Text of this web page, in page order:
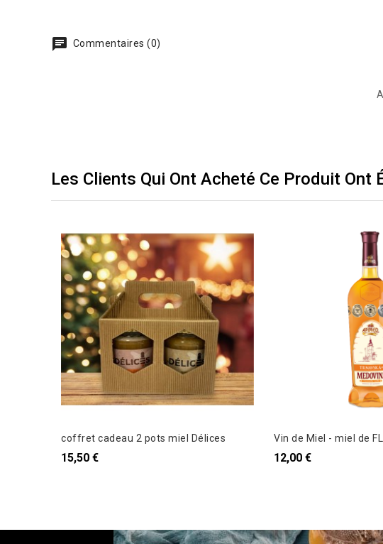
Commentaires (0)
Les Clients Qui Ont Acheté Ce Produit Ont
coffret cadeau 2 pots miel Délices
15,50 €
Vin de Miel - miel de
12,00 €